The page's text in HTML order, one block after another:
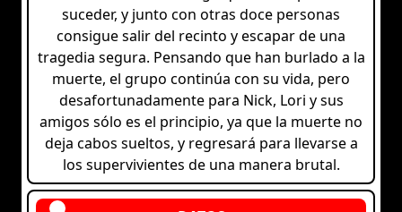
suceder, y junto con otras doce personas
consigue salir del recinto y escapar de una
tragedia segura. Pensando que han burlado a la
muerte, el grupo continúa con su vida, pero
desafortunadamente para Nick, Lori y sus
amigos sólo es el principio, ya que la muerte no
deja cabos sueltos, y regresará para llevarse a
los supervivientes de una manera brutal.